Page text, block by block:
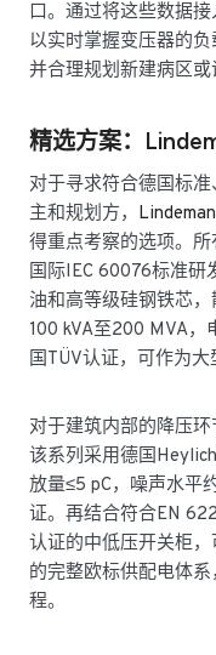
口。通过将这些数据
以实时掌握变压器的
并合理规划新建病区或
精选方案：
对于寻求符合德国标
主和规划方，
得重点考察的选项。
国际IEC 60076标准研
油和高等级硅钢铁芯
100 kVA至200 MVA
国TÜV认证，可作为大
对于建筑内部的降压环
该系列采用德国
放量≤5 pC，噪声水平
证。再结合符合EN
认证的中低压开关柜
的完整欧标供配电体
程。